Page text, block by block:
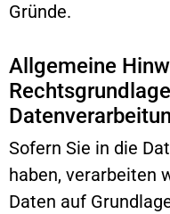
Gründe.
Allgemeine
Sofern Sie in die
haben, verarbeiten
Daten auf